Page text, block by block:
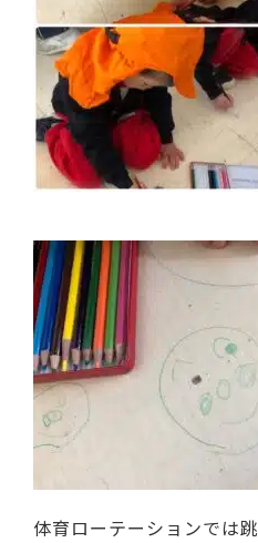
体育ローテーションでは